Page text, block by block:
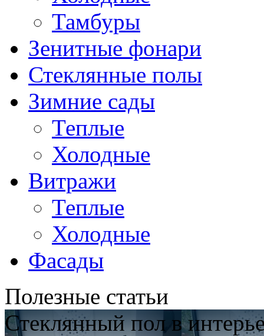
Тамбуры
Зенитные фонари
Стеклянные полы
Зимние сады
Теплые
Холодные
Витражи
Теплые
Холодные
Фасады
Полезные статьи
Стеклянный пол в